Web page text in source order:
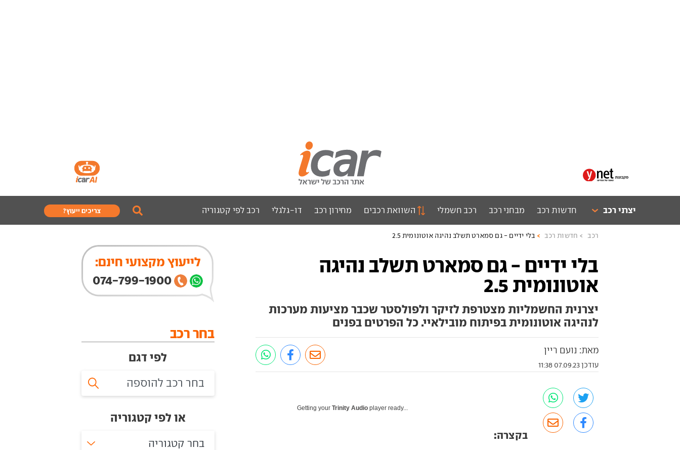
יצרני רכב חדשות רכב מבחני רכב רכב חשמלי השוואת רכבים מחירון רכב דו-גלגלי רכב לפי קטגוריה צריכים ייעוץ?
רכב חדשות רכב בלי ידיים - גם סמארט תשלב נהיגה אוטונומית 2.5
בלי ידיים - גם סמארט תשלב נהיגה
אוטונומית 2.5
יצרנית החשמליות מצטרפת לזיקר ולפולסטר שכבר מציעות מערכות
לנהיגה אוטונומית בפיתוח מובילאיי. כל הפרטים בפנים
מאת: נועם ריין
עודכן 07.09.23 11:38
Getting yourTrinity Audio player ready...
בקצרה:
לייעוץ מקצועי חינם:
074-799-1900
בחר רכב
לפי דגם
או לפי קטגוריה
בחר קטגוריה